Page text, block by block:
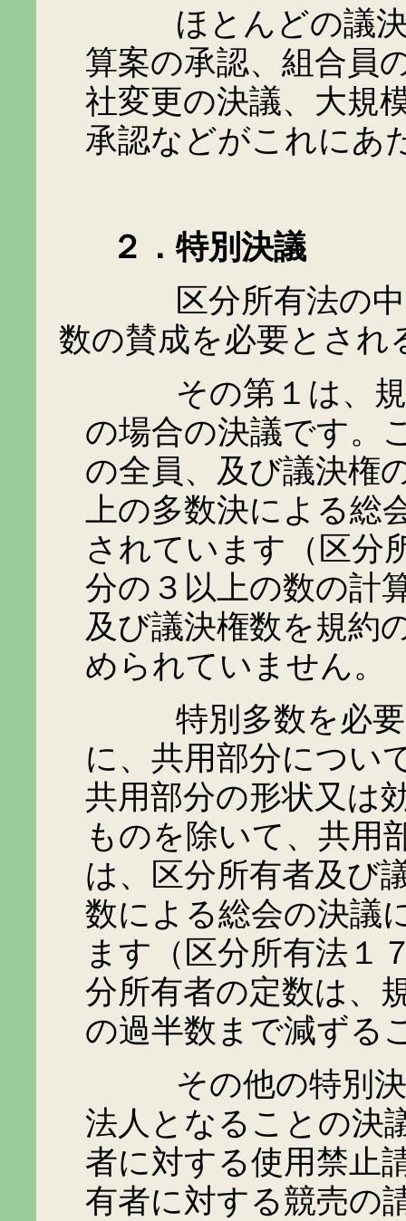
ほとんどの議決は
算案の承認、組合員
社変更の決議、大規
承認などがこれにあ
２．特別決議
区分所有法の中に
数の賛成を必要とされ
その第１は、規約
の場合の決議です。
の全員、及び議決権
上の多数決による総
されています（区分
分の３以上の数の計
及び議決権数を規約
められていません。
特別多数を必要と
に、共用部分につい
共用部分の形状又は
ものを除いて、共用
は、区分所有者及び
数による総会の決議
ます（区分所有法１
分所有者の定数は、
の過半数まで減ずる
その他の特別決議
法人となることの決
者に対する使用禁止
有者に対する競売の